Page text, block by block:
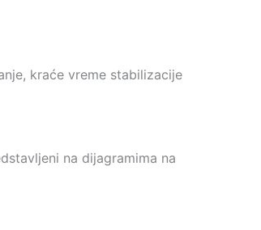
kraće vreme stabilizacije
na dijagramima na